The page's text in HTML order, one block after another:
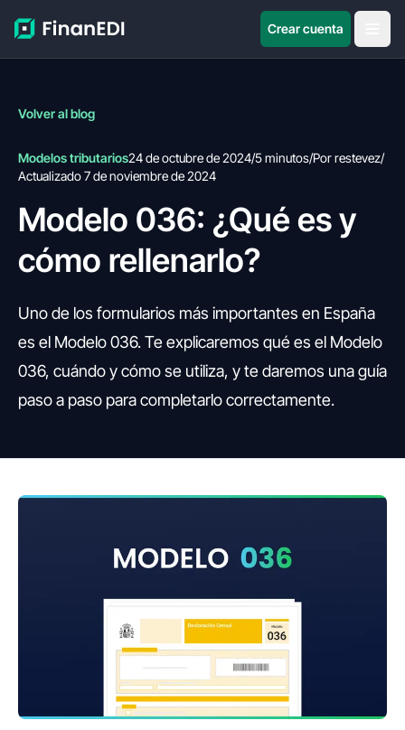
Crear cuenta
Volver al blog
Modelos tributarios24 de octubre de 2024/5 minutos/Por restevez/
Actualizado 7 de noviembre de 2024
Modelo 036: ¿Qué es y
cómo rellenarlo?
Uno de los formularios más importantes en España
es el Modelo 036. Te explicaremos qué es el Modelo
036, cuándo y cómo se utiliza, y te daremos una guía
paso a paso para completarlo correctamente.